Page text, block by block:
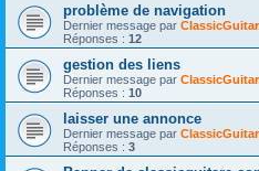
problème de navigation
Dernier message par
Réponses : 12
gestion des liens
Dernier message par
Réponses : 10
laisser une annonce
Dernier message par
Réponses : 3